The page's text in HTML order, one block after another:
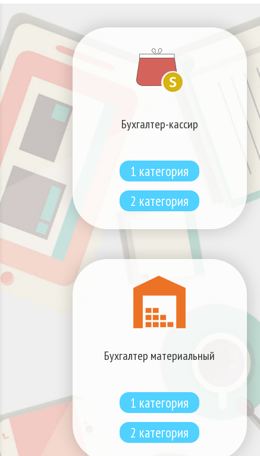
Бухгалтер-кассир
1 категория
2 категория
Бухгалтер материальный
1 категория
2 категория